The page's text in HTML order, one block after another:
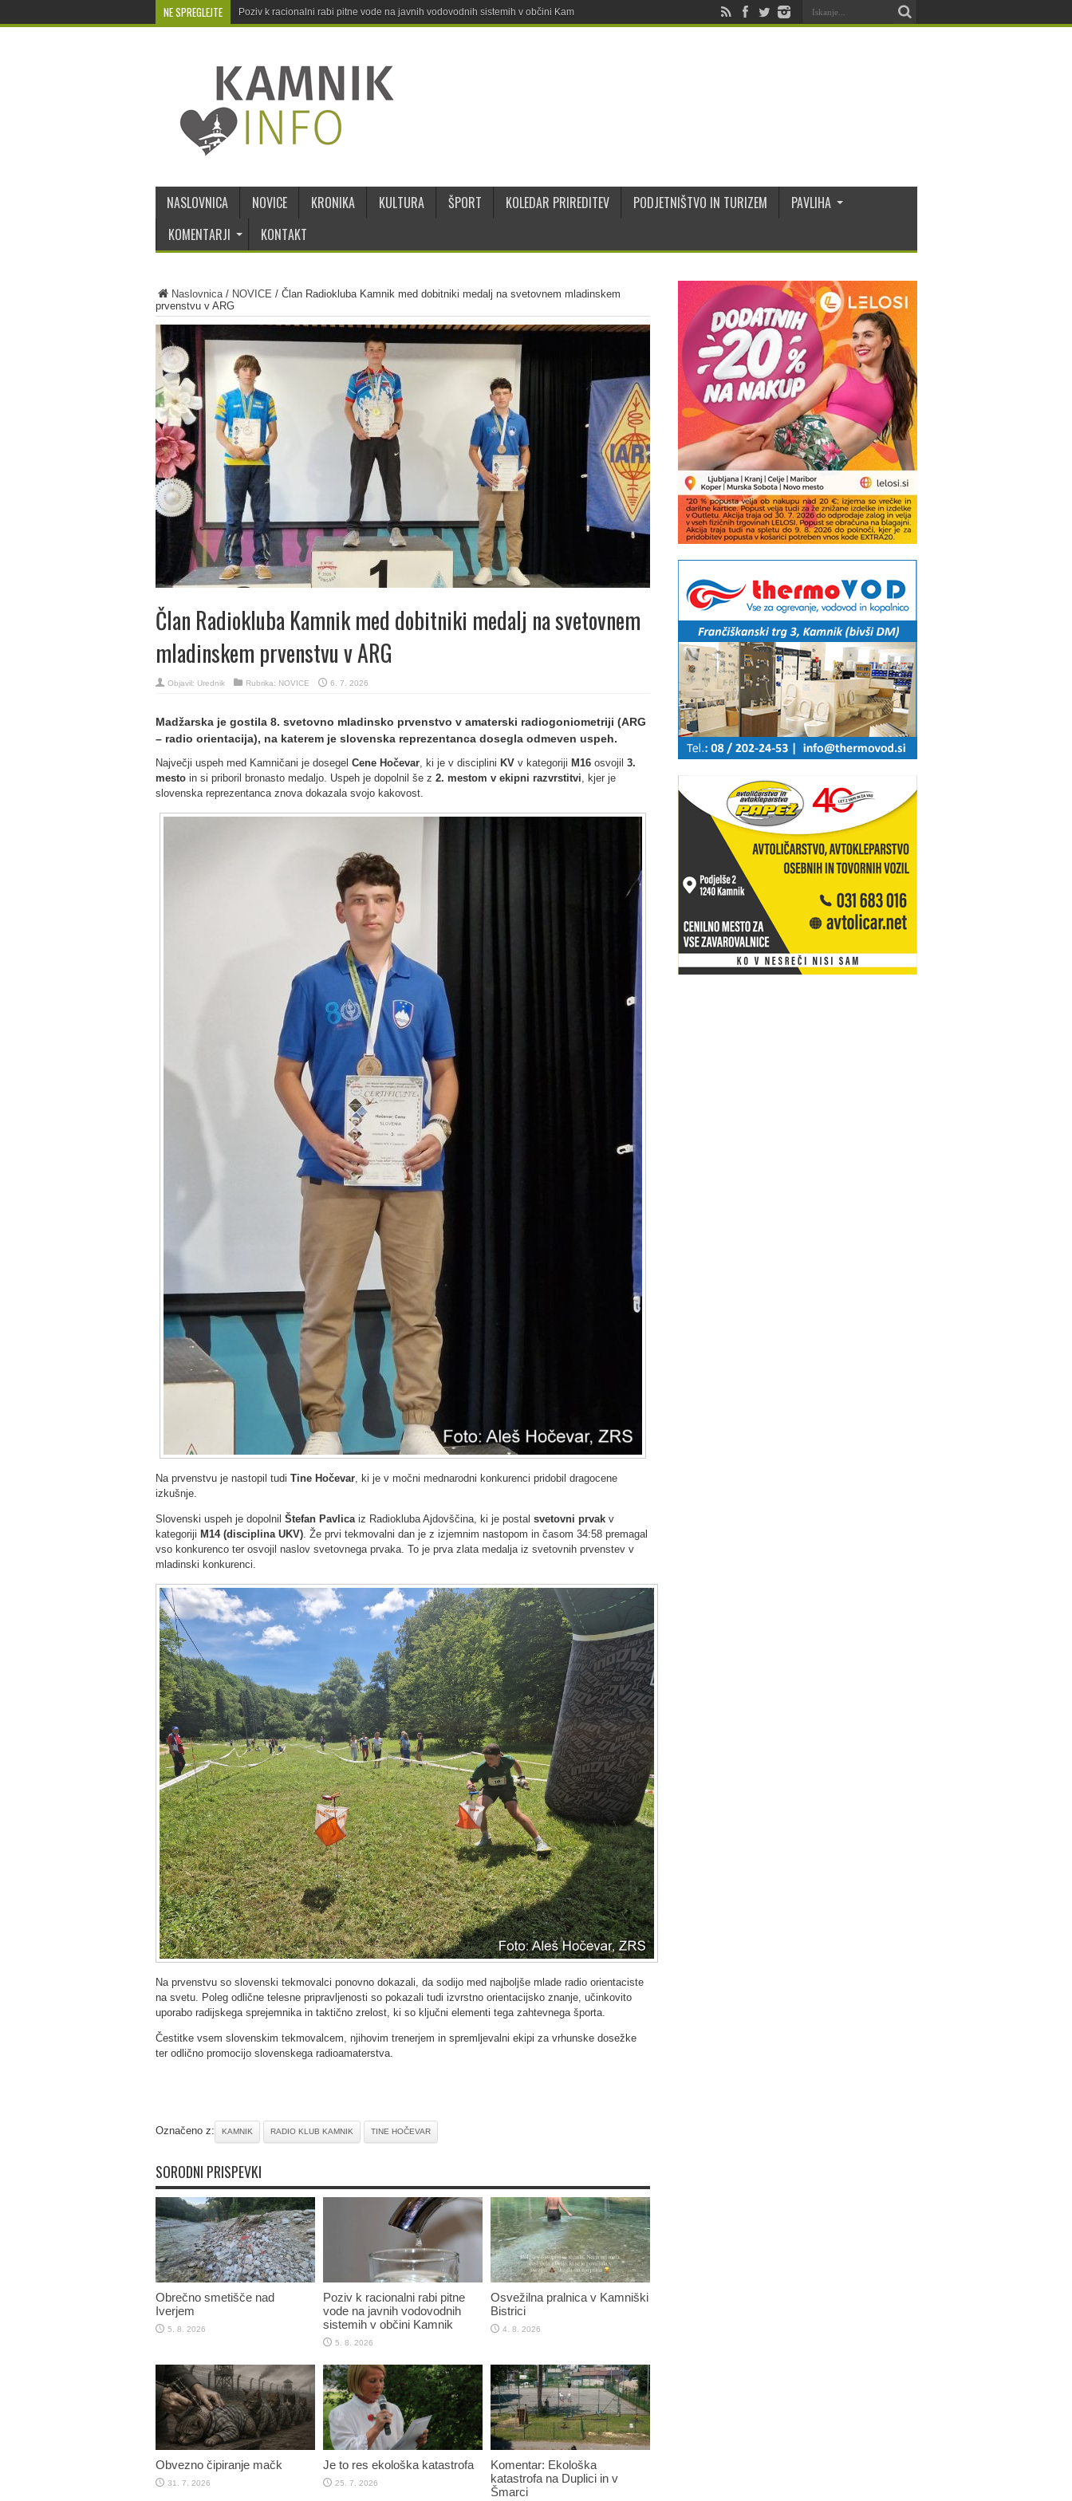
NE SPREGLEJTE Poziv k racionalni rabi pitne vode na javnih vodovodnih sistemih v občini Kamnik
NASLOVNICA NOVICE KRONIKA KULTURA ŠPORT KOLEDAR PRIREDITEV PODJETNIŠTVO IN TURIZEM
PAVLIHA
KOMENTARJI
KONTAKT
Naslovnica/ NOVICE / Član Radiokluba Kamnik med dobitniki medalj na svetovnem mladinskem
prvenstvu v ARG
Član Radiokluba Kamnik med dobitniki medalj na svetovnem
mladinskem prvenstvu v ARG
Objavil: Urednik Rubrika: NOVICE 6. 7. 2026
Madžarska je gostila 8. svetovno mladinsko prvenstvo v amaterski radiogoniometriji (ARG
– radio orientacija), na katerem je slovenska reprezentanca dosegla odmeven uspeh.
Največji uspeh med Kamničani je dosegel Cene Hočevar, ki je v disciplini KV v kategoriji M16osvojil 3.
mestoin si priboril bronasto medaljo. Uspeh je dopolnil še z 2. mestom v ekipni razvrstitvi, kjer je
slovenska reprezentanca znova dokazala svojo kakovost.
Na prvenstvu je nastopil tudi Tine Hočevar, ki je v močni mednarodni konkurenci pridobil dragocene
izkušnje.
Slovenski uspeh je dopolnil Štefan Pavlicaiz Radiokluba Ajdovščina, ki je postal svetovni prvakv
kategoriji M14 (disciplina UKV). Že prvi tekmovalni dan je z izjemnim nastopom in časom 34:58 premagal
vso konkurenco ter osvojil naslov svetovnega prvaka. To je prva zlata medalja iz svetovnih prvenstev v
mladinski konkurenci.
Na prvenstvu so slovenski tekmovalci ponovno dokazali, da sodijo med najboljše mlade radio orientaciste
na svetu. Poleg odlične telesne pripravljenosti so pokazali tudi izvrstno orientacijsko znanje, učinkovito
uporabo radijskega sprejemnika in taktično zrelost, ki so ključni elementi tega zahtevnega športa.
Čestitke vsem slovenskim tekmovalcem, njihovim trenerjem in spremljevalni ekipi za vrhunske dosežke
ter odlično promocijo slovenskega radioamaterstva.
Označeno z: KAMNIK RADIO KLUB KAMNIK TINE HOČEVAR
SORODNI PRISPEVKI
Obrečno smetišče nad
Iverjem
5. 8. 2026
Poziv k racionalni rabi pitne
vode na javnih vodovodnih
sistemih v občini Kamnik
5. 8. 2026
Osvežilna pralnica v Kamniški
Bistrici
4. 8. 2026
Obvezno čipiranje mačk
31. 7. 2026
Je to res ekološka katastrofa
25. 7. 2026
Komentar: Ekološka
katastrofa na Duplici in v
Šmarci